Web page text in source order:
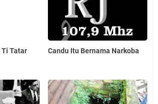
Ti Tatar
Candu Itu Bernama Narkoba